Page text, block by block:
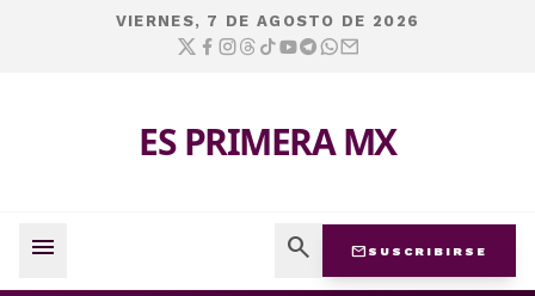
VIERNES, 7 DE AGOSTO DE 2026
ES PRIMERA MX
menu search mail SUSCRIBIRSE